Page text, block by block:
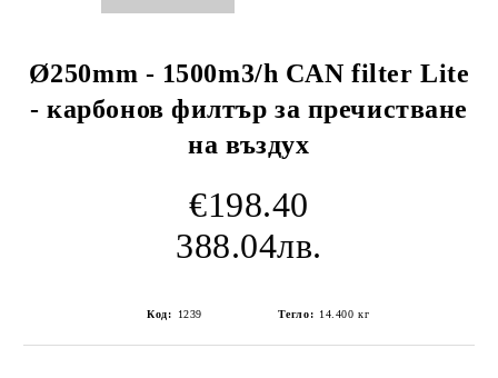
Ø250mm - 1500m3/h CAN filter Lite
- карбонов филтър за пречистване
на въздух
€198.40
388.04лв.
Код: 1239 Тегло: 14.400 кг